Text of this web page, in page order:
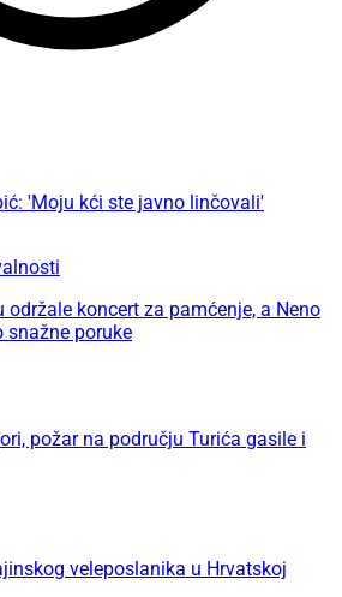
'Moju kći ste javno linčovali'
održale koncert za pamćenje, a Neno
snažne poruke
požar na području Turića gasile i
veleposlanika u Hrvatskoj